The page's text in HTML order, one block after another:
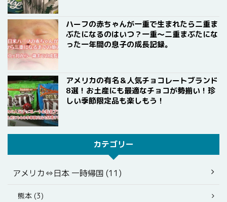
ハーフの赤ちゃんが一重で生まれたら二重ま
ぶたになるのはいつ？一重〜二重まぶたにな
った一年間の息子の成長記録。
アメリカの有名＆人気チョコレートブランド
8選！お土産にも最適なチョコが勢揃い！珍
しい季節限定品も楽しもう！
カテゴリー
アメリカ⇔日本 一時帰国 (11)
熊本 (3)